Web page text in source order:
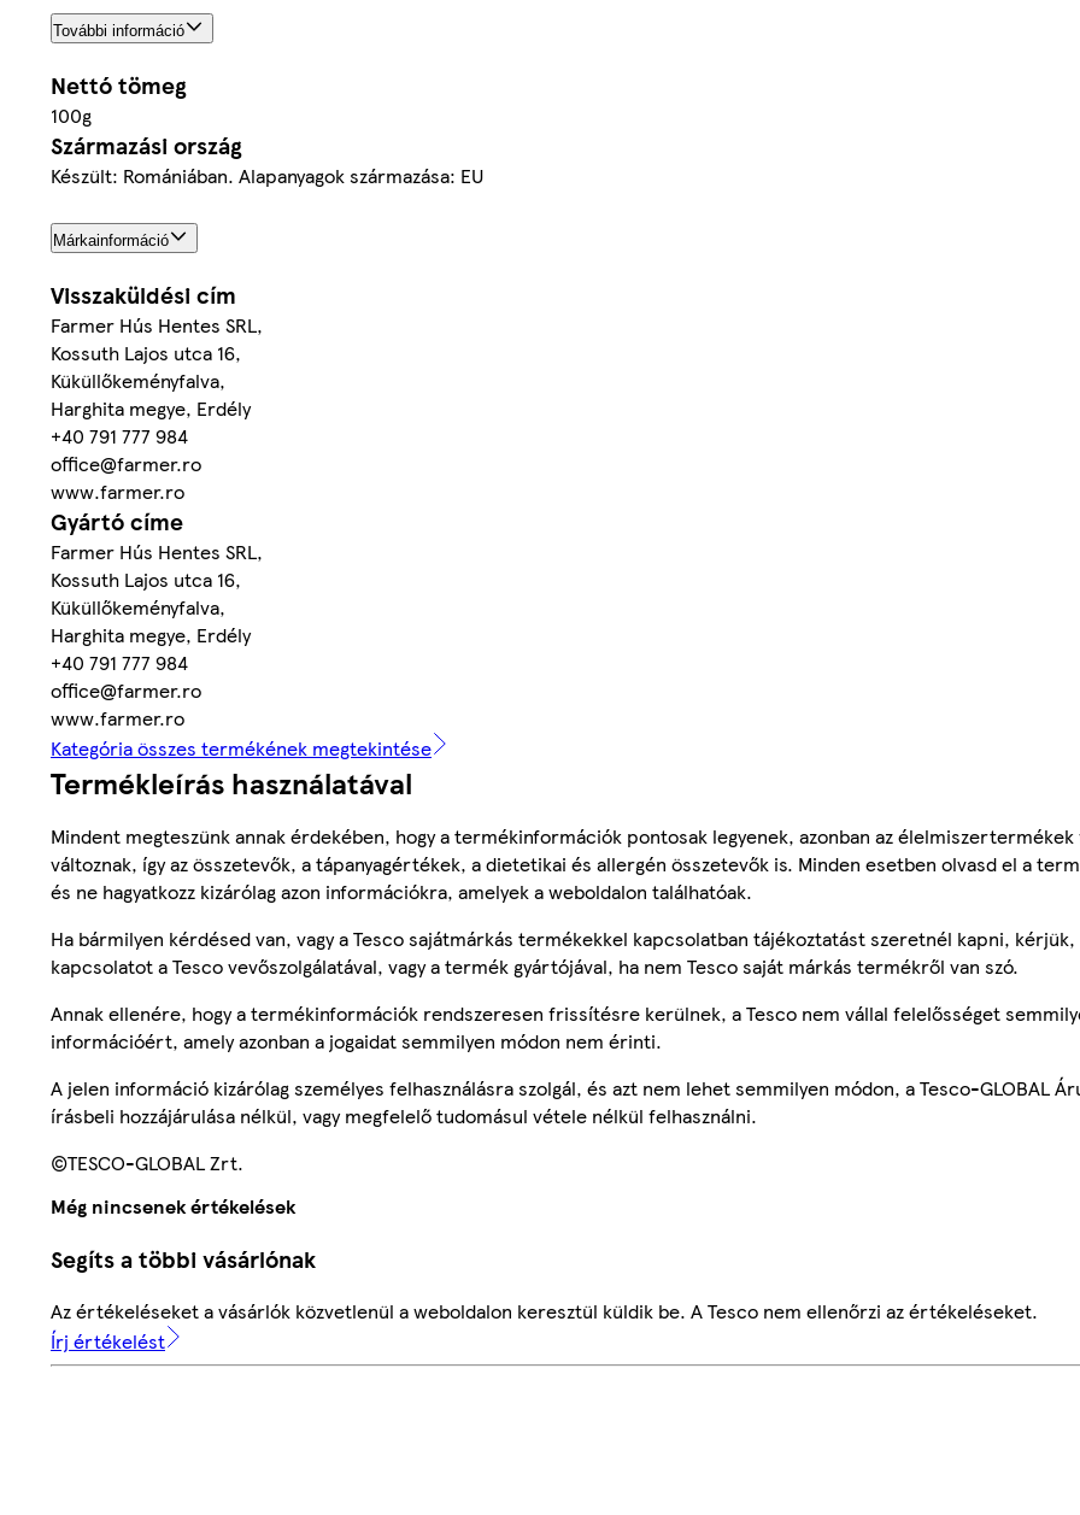
További információ
Nettó tömeg
100g
Származási ország
Készült: Romániában. Alapanyagok származása: EU
Márkainformáció
Visszaküldési cím
Farmer Hús Hentes SRL,
Kossuth Lajos utca 16,
Küküllőkeményfalva,
Harghita megye, Erdély
+40 791 777 984
office@farmer.ro
www.farmer.ro
Gyártó címe
Farmer Hús Hentes SRL,
Kossuth Lajos utca 16,
Küküllőkeményfalva,
Harghita megye, Erdély
+40 791 777 984
office@farmer.ro
www.farmer.ro
Kategória összes termékének megtekintése
Termékleírás használatával
Mindent megteszünk annak érdekében, hogy a termékinformációk pontosak legyenek, azonban az élelmiszertermékek
változnak, így az összetevők, a tápanyagértékek, a dietetikai és allergén összetevők is. Minden esetben olvasd el a
és ne hagyatkozz kizárólag azon információkra, amelyek a weboldalon találhatóak.
Ha bármilyen kérdésed van, vagy a Tesco sajátmárkás termékekkel kapcsolatban tájékoztatást szeretnél kapni, kérjük,
kapcsolatot a Tesco vevőszolgálatával, vagy a termék gyártójával, ha nem Tesco saját márkás termékről van szó.
Annak ellenére, hogy a termékinformációk rendszeresen frissítésre kerülnek, a Tesco nem vállal felelősséget
információért, amely azonban a jogaidat semmilyen módon nem érinti.
A jelen információ kizárólag személyes felhasználásra szolgál, és azt nem lehet semmilyen módon, a Tesco-GLOBAL
írásbeli hozzájárulása nélkül, vagy megfelelő tudomásul vétele nélkül felhasználni.
©TESCO-GLOBAL Zrt.
Még nincsenek értékelések
Segíts a többi vásárlónak
Az értékeléseket a vásárlók közvetlenül a weboldalon keresztül küldik be. A Tesco nem ellenőrzi az értékeléseket.
Írj értékelést